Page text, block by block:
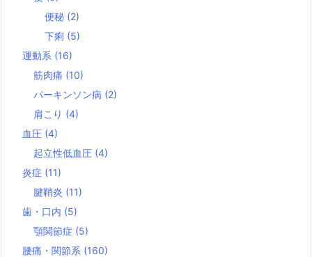
便秘 (2)
下痢 (5)
運動系 (16)
筋肉痛 (10)
パーキンソン病 (2)
肩こり (4)
血圧 (4)
起立性低血圧 (4)
炎症 (11)
腱鞘炎 (11)
歯・口内 (5)
顎関節症 (5)
腰痛・関節系 (160)